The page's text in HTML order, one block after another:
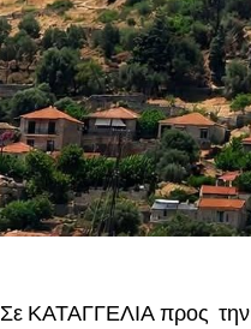
Σε ΚΑΤΑΓΓΕΛΙΑ προς την